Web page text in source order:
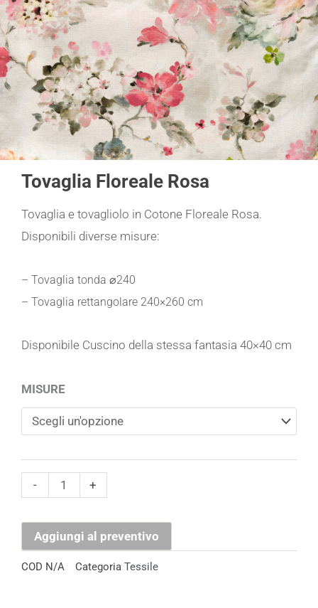
Tovaglia Floreale Rosa
Tovaglia e tovagliolo in Cotone Floreale Rosa.
Disponibili diverse misure:
– Tovaglia tonda ⌀240
– Tovaglia rettangolare 240×260 cm
Disponibile Cuscino della stessa fantasia 40×40 cm
MISURE
-
Tovaglia
Floreale
Rosa
+
Aggiungi al preventivo
COD N/A Categoria Tessile